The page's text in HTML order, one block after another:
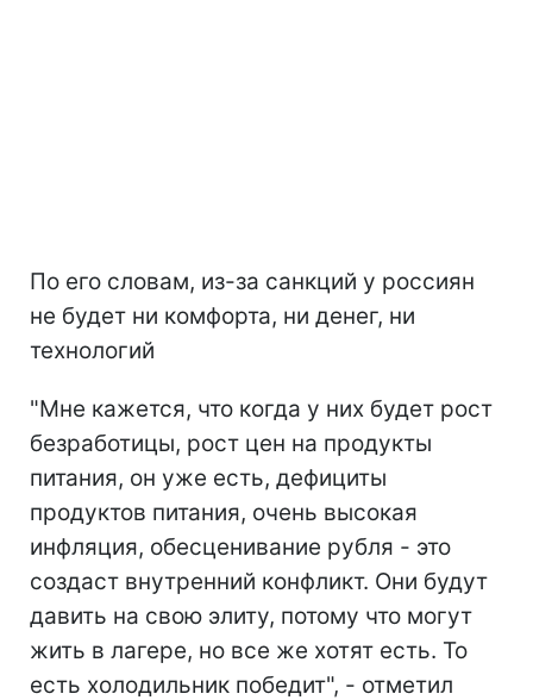
По его словам, из-за санкций у россиян
не будет ни комфорта, ни денег, ни
технологий
"Мне кажется, что когда у них будет рост
безработицы, рост цен на продукты
питания, он уже есть, дефициты
продуктов питания, очень высокая
инфляция, обесценивание рубля - это
создаст внутренний конфликт. Они будут
давить на свою элиту, потому что могут
жить в лагере, но все же хотят есть. То
есть холодильник победит", - отметил